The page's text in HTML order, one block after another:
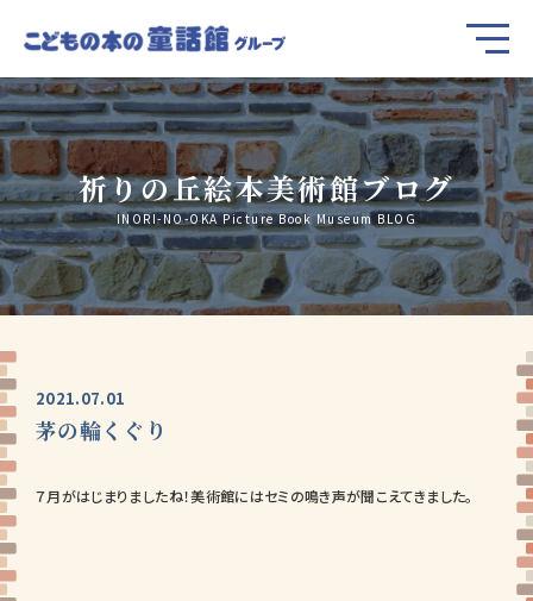
祈りの丘絵本美術館ブログ
INORI-NO-OKA Picture Book Museum BLOG
2021.07.01
茅の輪くぐり
７月がはじまりましたね！美術館にはセミの鳴き声が聞こえてきました。